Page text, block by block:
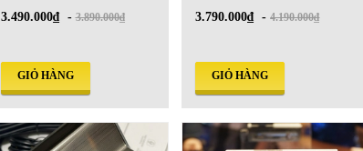
HD, GPS, WiFi, ADAS
3.490.000₫ -3.890.000₫
GIỎ HÀNG
3.790.000₫ -4.190.000₫
GIỎ HÀNG